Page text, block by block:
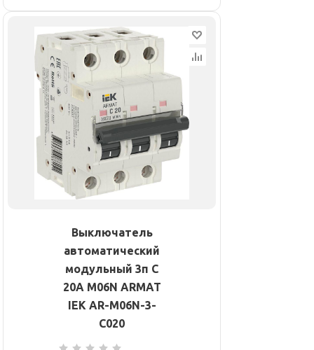
Выключатель
автоматический
модульный 3п C
20А M06N ARMAT
IEK AR-M06N-3-
C020